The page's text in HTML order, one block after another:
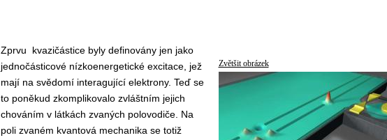
Zvětšit obrázek
Zprvu kvazičástice byly definovány jen jako
jednočásticové nízkoenergetické excitace, jež
mají na svědomí interagující elektrony. Teď se
to poněkud zkomplikovalo zvláštním jejich
chováním v látkách zvaných polovodiče. Na
poli zvaném kvantová mechanika se totiž